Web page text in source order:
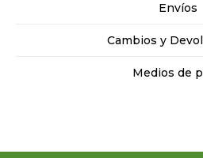
Envíos
Cambios y
Medios de